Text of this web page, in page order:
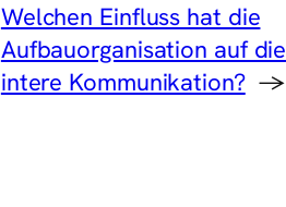
Welchen Einfluss hat die
Aufbauorganisation auf die
intere Kommunikation? →